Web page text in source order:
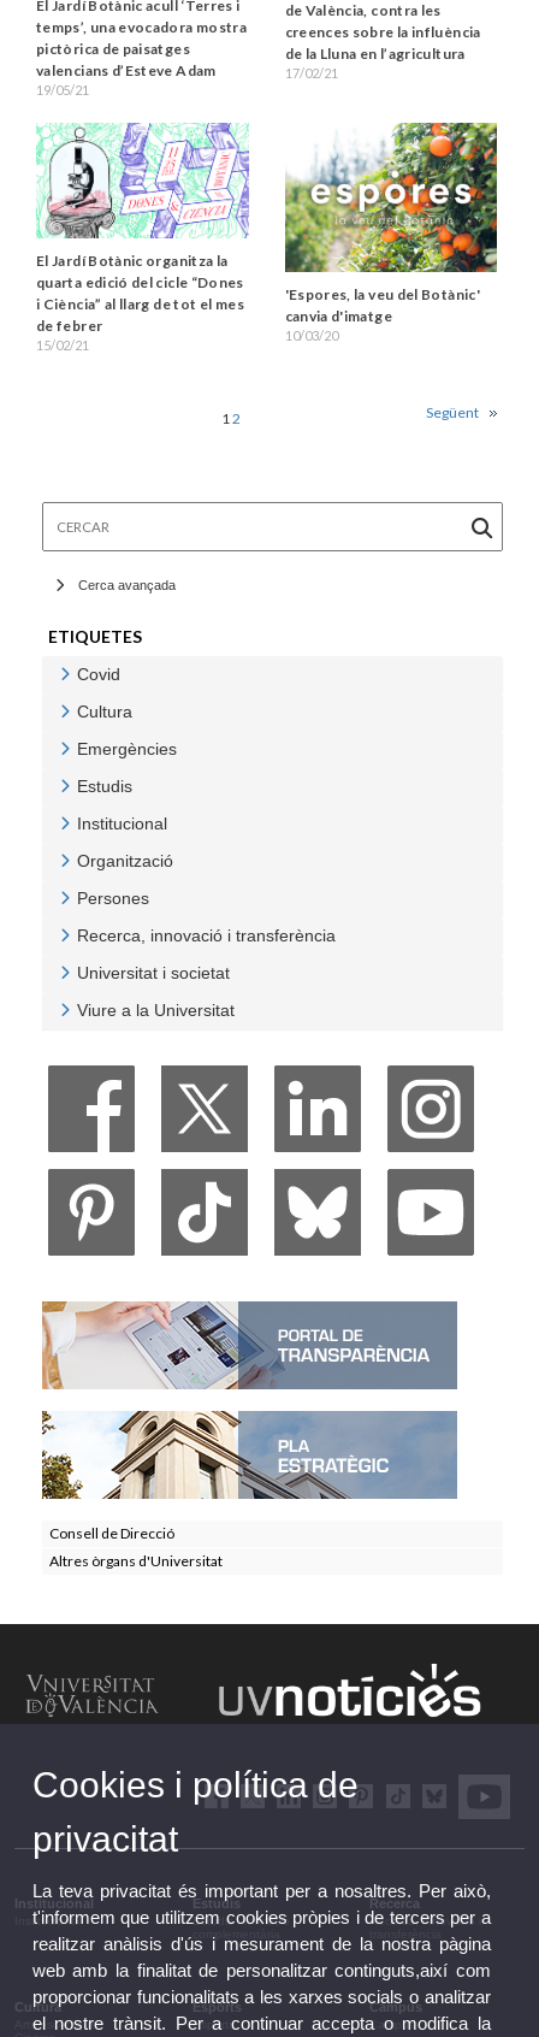
El Jardí Botànic acull ‘Terres i
temps’, una evocadora mostra
pictòrica de paisatges
valencians d’Esteve Adam
19/05/21
de València, contra les
creences sobre la influència
de la Lluna en l’agricultura
17/02/21
El Jardí Botànic organitza la
quarta edició del cicle “Dones
i Ciència” al llarg de tot el mes
de febrer
15/02/21
'Espores, la veu del Botànic'
canvia d'imatge
10/03/20
12 Següent
Cerca avançada
ETIQUETES
Covid
Cultura
Emergències
Estudis
Institucional
Organització
Persones
Recerca, innovació i transferència
Universitat i societat
Viure a la Universitat
Consell de Direcció
Altres òrgans d'Universitat
Institucional
Institucional
Estudis
Estudis i formació
Recerca
Recerca, innovació i
Cultura
Arts escèniques
Esports
Esports
Campus
Campus
Cookies i política de
privacitat
La teva privacitat és important per a nosaltres. Per això,
t'informem que utilitzem cookies pròpies i de tercers per a
realitzar anàlisis d'ús i mesurament de la nostra pàgina
web amb la finalitat de personalitzar continguts,així com
proporcionar funcionalitats a les xarxes socials o analitzar
el nostre trànsit. Per a continuar accepta o modifica la